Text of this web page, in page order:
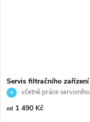
Servis filtračního zařízení
včetně práce servisního
technika
od 1 490 Kč